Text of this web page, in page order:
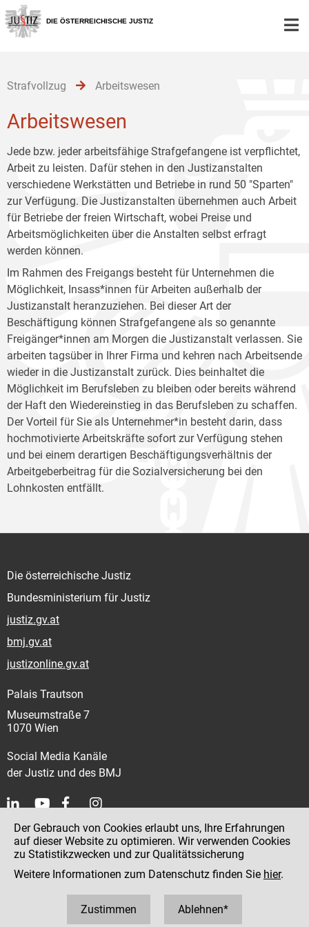
Zur
Hauptnavigation
[1]
Zum
Inhalt
[2]
Zum
Untermenü
[3]
DIE ÖSTERREICHISCHE JUSTIZ
Strafvollzug Arbeitswesen
Arbeitswesen
Jede bzw. jeder arbeitsfähige Strafgefangene ist verpflichtet,
Arbeit zu leisten. Dafür stehen in den Justizanstalten
verschiedene Werkstätten und Betriebe in rund 50 "Sparten"
zur Verfügung. Die Justizanstalten übernehmen auch Arbeit
für Betriebe der freien Wirtschaft, wobei Preise und
Arbeitsmöglichkeiten über die Anstalten selbst erfragt
werden können.
Im Rahmen des Freigangs besteht für Unternehmen die
Möglichkeit, Insass*innen für Arbeiten außerhalb der
Justizanstalt heranzuziehen. Bei dieser Art der
Beschäftigung können Strafgefangene als so genannte
Freigänger*innen am Morgen die Justizanstalt verlassen. Sie
arbeiten tagsüber in Ihrer Firma und kehren nach Arbeitsende
wieder in die Justizanstalt zurück. Dies beinhaltet die
Möglichkeit im Berufsleben zu bleiben oder bereits während
der Haft den Wiedereinstieg in das Berufsleben zu schaffen.
Der Vorteil für Sie als Unternehmer*in besteht darin, dass
hochmotivierte Arbeitskräfte sofort zur Verfügung stehen
und bei einem derartigen Beschäftigungsverhältnis der
Arbeitgeberbeitrag für die Sozialversicherung bei den
Lohnkosten entfällt.
Die österreichische Justiz
Bundesministerium für Justiz
justiz.gv.at
bmj.gv.at
justizonline.gv.at
Palais Trautson
Museumstraße 7
1070 Wien
Social Media Kanäle
der Justiz und des BMJ
Kontakt
Impressum
Datenschutz
Hinweisgeber:innenplattform (für Mitarbeiter:innen)
Der Gebrauch von Cookies erlaubt uns, Ihre Erfahrungen
auf dieser Website zu optimieren. Wir verwenden Cookies
zu Statistikzwecken und zur Qualitätssicherung
Weitere Informationen zum Datenschutz finden Sie hier.
Zustimmen Ablehnen*